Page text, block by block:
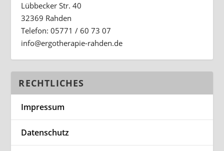
Lübbecker Str. 40
32369 Rahden
Telefon: 05771 / 60 73 07
ed.nedhar-eiparehtogre@ofni
RECHTLICHES
Impressum
Datenschutz